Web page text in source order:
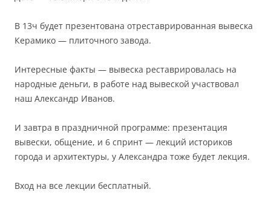
В 13ч будет презентована отреставрированная вывеска
Керамико — плиточного завода.
Интересные факты — вывеска реставрировалась на
народные деньги, в работе над вывеской участвовал
наш Александр Иванов.
И завтра в праздничной программе: презентация
вывески, общение, и 6 спринт — лекций историков
города и архитектуры, у Александра тоже будет лекция.
Вход на все лекции бесплатный.